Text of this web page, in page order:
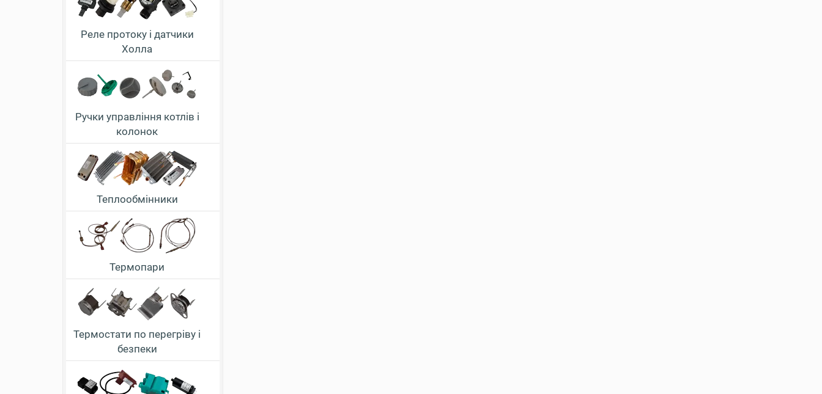
Реле протоку і датчики
Холла
Ручки управління котлів і
колонок
Теплообмінники
Термопари
Термостати по перегріву і
безпеки